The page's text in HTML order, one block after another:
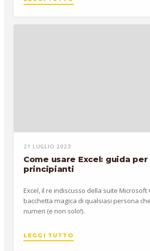
21 LUGLIO 2023
Come usare Excel: guida per
principianti
Excel, il re indiscusso della suite Microsoft
bacchetta magica di qualsiasi persona
numeri (e non solo!).
LEGGI TUTTO